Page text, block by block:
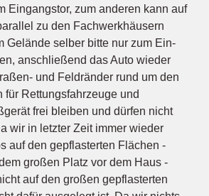
Eingangstor, zum anderen kann auf
zu den Fachwerkhäusern
Gelände selber bitte nur zum Ein-
anschließend das Auto wieder
und Feldränder rund um den
für Rettungsfahrzeuge und
frei bleiben und dürfen nicht
wir in letzter Zeit immer wieder
auf den gepflasterten Flächen -
großen Platz vor dem Haus -
auf den großen gepflasterten